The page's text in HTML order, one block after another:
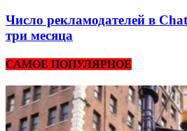
Число рекламодателей в
три месяца
САМОЕ ПОПУЛЯРНОЕ